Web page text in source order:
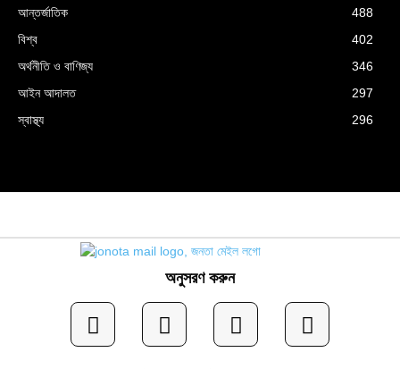
আন্তর্জাতিক
488
বিশ্ব
402
অর্থনীতি ও বাণিজ্য
346
আইন আদালত
297
স্বাস্থ্য
296
অনুসরণ করুন